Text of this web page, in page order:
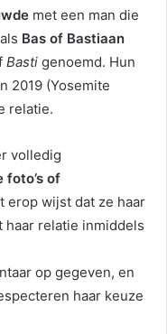
met een man die
Bas of Bastiaan
Basti genoemd. Hun
2019 (Yosemite
relatie.
volledig
foto’s of
erop wijst dat ze haar
relatie inmiddels
op gegeven, en
haar keuze